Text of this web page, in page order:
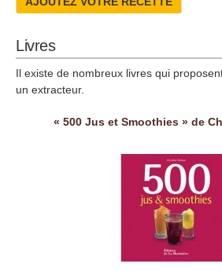
Livres
Il existe de nombreux livres qui
un extracteur.
« 500 Jus et Smoothies » de